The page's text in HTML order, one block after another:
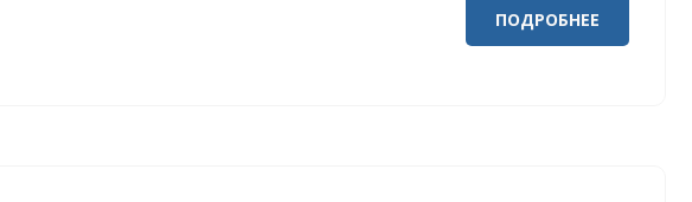
ПОДРОБНЕЕ